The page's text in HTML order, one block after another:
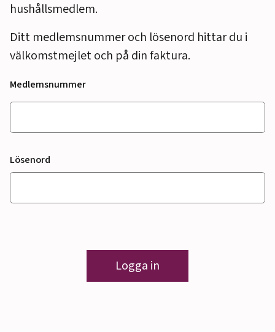
hushållsmedlem.
Ditt medlemsnummer och lösenord hittar du i
välkomstmejlet och på din faktura.
Medlemsnummer
Lösenord
Logga in